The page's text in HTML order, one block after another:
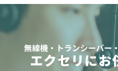
無線機・トランシーバー
エクセリにお